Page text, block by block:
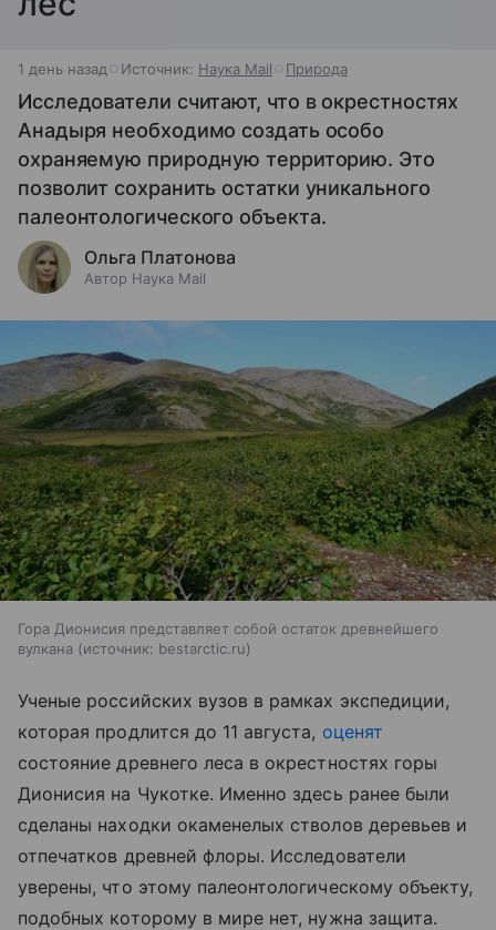
1 день назад Источник: Наука Mail Природа
Исследователи считают, что в окрестностях
Анадыря необходимо создать особо
охраняемую природную территорию. Это
позволит сохранить остатки уникального
палеонтологического объекта.
Ольга Платонова
Автор Наука Mail
Гора Дионисия представляет собой остаток древнейшего
вулкана
источник: bestarctic.ru
Ученые российских вузов в рамках экспедиции,
которая продлится до 11 августа, оценят
состояние древнего леса в окрестностях горы
Дионисия на Чукотке. Именно здесь ранее были
сделаны находки окаменелых стволов деревьев и
отпечатков древней флоры. Исследователи
уверены, что этому палеонтологическому объекту,
подобных которому в мире нет, нужна защита.